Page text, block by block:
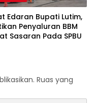
Edaran Bupati Lutim,
Penyaluran BBM
Sasaran Pada SPBU
Ruas yang